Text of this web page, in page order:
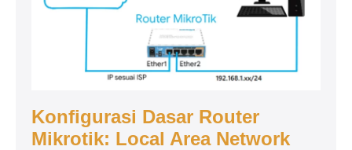
Router
Konfigurasi Dasar Router
Mikrotik: Local Area Network